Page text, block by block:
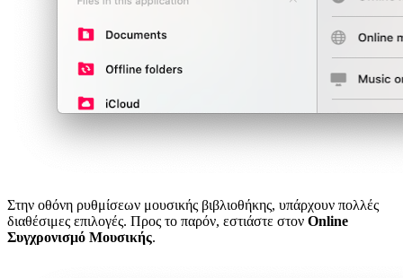
Στην οθόνη ρυθμίσεων μουσικής βιβλιοθήκης, υπάρχουν πολλές
διαθέσιμες επιλογές. Προς το παρόν, εστιάστε στον Online
Συγχρονισμό Μουσικής.